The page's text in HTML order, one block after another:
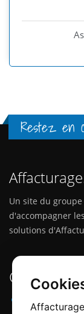
Restez en
Un site du
d'accompagner
solutions
Contactez-
Adresse : 12